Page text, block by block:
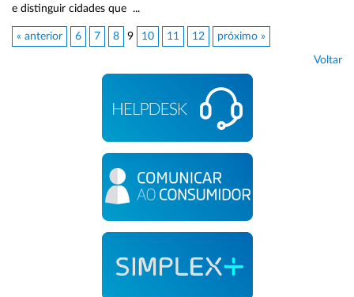
e distinguir cidades que ...
« anterior 6 7 8 9 10 11 12 próximo »
Voltar